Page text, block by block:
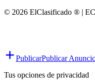
© 2026 ElClasificado ® |
PublicarPublicar
Tus opciones de privacidad